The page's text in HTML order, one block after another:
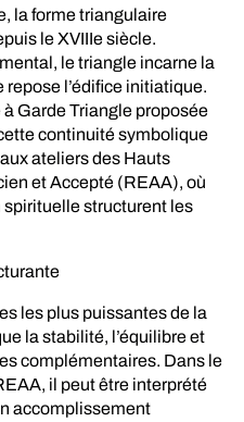
la forme triangulaire
le XVIIIe siècle.
le triangle incarne la
l’édifice initiatique.
Garde Triangle proposée
continuité symbolique
ateliers des Hauts
et Accepté (REAA), où
spirituelle structurent les
les plus puissantes de la
la stabilité, l’équilibre et
complémentaires. Dans le
il peut être interprété
accomplissement